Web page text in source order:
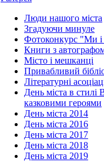
Люди нашого міста
Згадуючи минуле
Фотоконкурс "Ми і
Книги з
Місто і мешканці
Привабливий
Літературні
День міста в
казковими героями
День міста 2014
День міста 2016
День міста 2017
День міста 2018
День міста 2019